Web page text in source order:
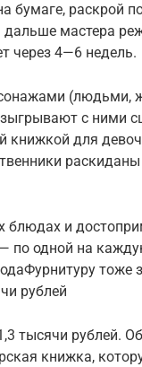
бумаге, раскрой
дальше мастера
через 4—6 недель.
(людьми,
с ними
книжкой для
блюдах и
— по одной на
рублей
тысячи рублей.
книжка,